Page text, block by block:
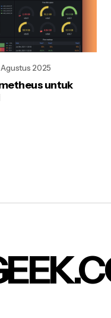
Agustus 2025
untuk